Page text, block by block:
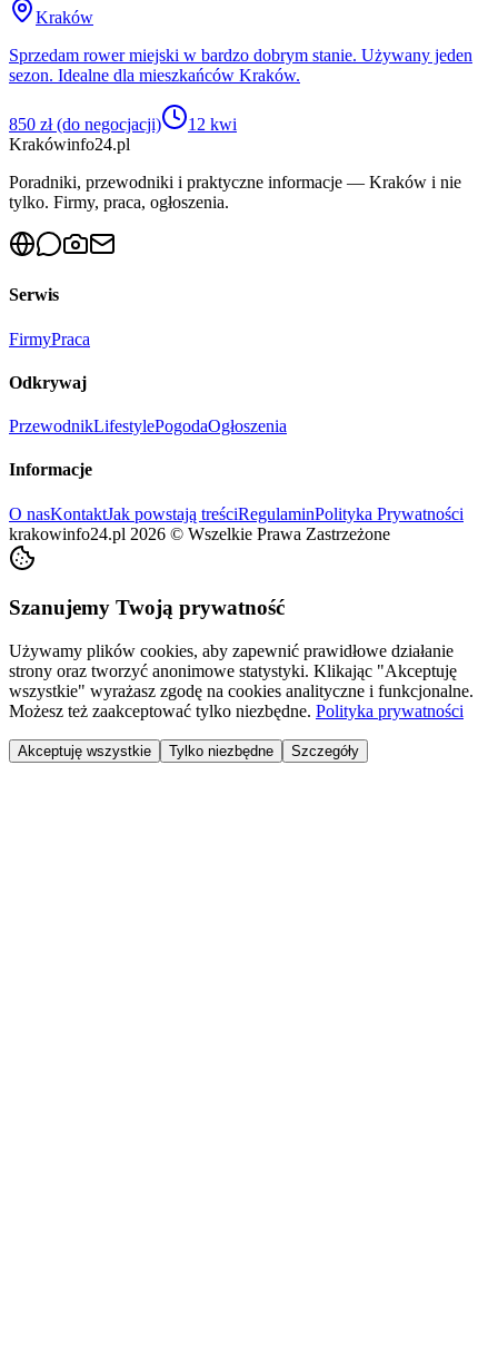
Kraków
Sprzedam rower miejski w bardzo dobrym stanie. Używany jeden
sezon. Idealne dla mieszkańców Kraków.
850 zł (do negocjacji)
12 kwi
Krakówinfo24.pl
Poradniki, przewodniki i praktyczne informacje — Kraków i nie
tylko. Firmy, praca, ogłoszenia.
Serwis
FirmyPraca
Odkrywaj
PrzewodnikLifestylePogodaOgłoszenia
Informacje
O nasKontaktJak powstają treściRegulaminPolityka Prywatności
krakowinfo24.pl 2026 © Wszelkie Prawa Zastrzeżone
Szanujemy Twoją prywatność
Używamy plików cookies, aby zapewnić prawidłowe działanie
strony oraz tworzyć anonimowe statystyki. Klikając "Akceptuję
wszystkie" wyrażasz zgodę na cookies analityczne i funkcjonalne.
Możesz też zaakceptować tylko niezbędne. Polityka prywatności
Akceptuję wszystkie Tylko niezbędne Szczegóły